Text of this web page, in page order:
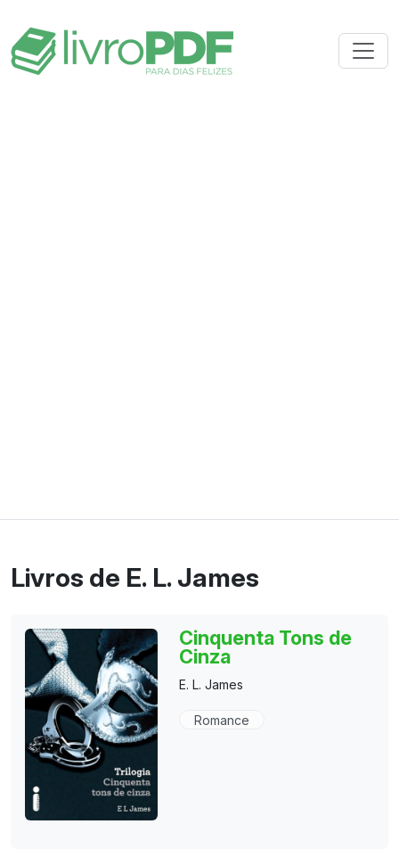
Livros de E. L. James
Cinquenta Tons de
Cinza
E. L. James
Romance